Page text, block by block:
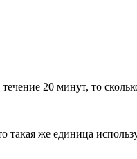
20 минут, то
же единица